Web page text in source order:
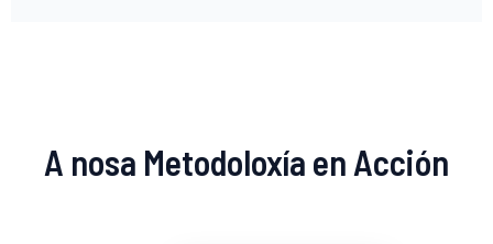
A nosa Metodoloxía en Acción